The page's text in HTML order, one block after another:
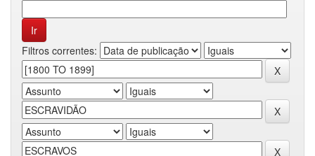
Filtros correntes: